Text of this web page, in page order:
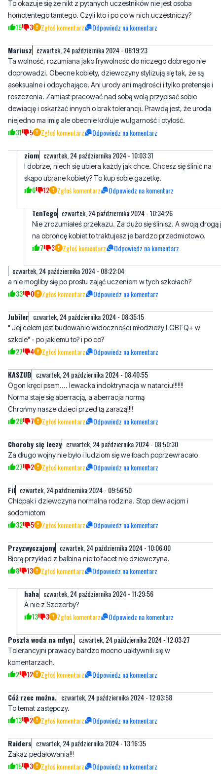
Mariusz czwartek, 24 października 2024 - 08:19:23
Ta wolność, rozumiana jako frywolność do niczego dobrego nie
aseksualne i odpychające. Ani urody ani mądrości i tylko pretensje i
roszczenia. Zamiast pracować nad sobą wolą przypisać sobie
dewiację i oskarżać innych o brak tolerancji. Prawdą jest, że uroda
niejedno ma imię ale obecnie króluje wulgarność i otyłość.
31 5 Zgłoś komentarz Odpowiedz na komentarz
ziom czwartek, 24 października 2024 - 10:03:31
I dobrze, niech się ubiera każdy jak chce. Chcesz się ślinić na
6 12 Zgłoś komentarz Odpowiedz na komentarz
TenTego czwartek, 24 października 2024 - 10:34:26
Nie zrozumiałeś przekazu. Za dużo się ślinisz. A swoją drogą
7 3 Zgłoś komentarz Odpowiedz na komentarz
czwartek, 24 października 2024 - 08:22:04
a nie mogliby się po prostu zająć uczeniem w tych szkołach?
Jubiler czwartek, 24 października 2024 - 08:35:15
" Jej celem jest budowanie widoczności młodzieży LGBTQ+ w
27 4 Zgłoś komentarz Odpowiedz na komentarz
KASZUB czwartek, 24 października 2024 - 08:40:55
Ogon kręci psem.... lewacka indoktrynacja w natarciu!!!!!!!
Chrońmy nasze dzieci przed tą zarazą!!!!
28 7 Zgłoś komentarz Odpowiedz na komentarz
Choroby się leczy czwartek, 24 października 2024 - 08:50:30
Za długo wojny nie było i ludziom się we łbach poprzewracało
Fil czwartek, 24 października 2024 - 09:56:50
Chłopak i dziewczyna normalna rodzina. Stop dewiacjom i
32 5 Zgłoś komentarz Odpowiedz na komentarz
Przyzwyczajony
Biorą przykład z balbina nie to facet nie dziewczyna.
haha czwartek, 24 października 2024 - 11:29:56
A nie z Szczerby?
Poszła woda na młyn.
Tolerancyjni prawacy bardzo mocno uaktywnili się w
2 12 Zgłoś komentarz Odpowiedz na komentarz
Cóż rzec można.
To temat zastępczy.
Raiders czwartek, 24 października 2024 - 13:16:35
Zakaz pedałowania!!!
Obrzydlistwo czwartek, 24 października 2024 - 13:32:14
Fuj jak można promować coś takiego?